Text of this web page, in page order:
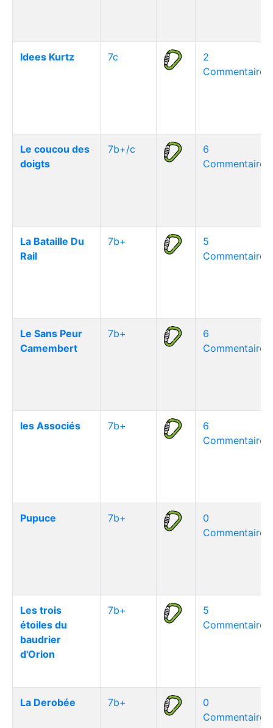
Idees Kurtz 7c
2
Le coucou des
doigts
7b+/c
6
La Bataille Du
Rail
7b+
5
Le Sans Peur
Camembert
7b+
6
les Associés 7b+
6
Pupuce 7b+
0
Les trois
étoiles du
baudrier
d'Orion
7b+
5
La Derobée 7b+
0